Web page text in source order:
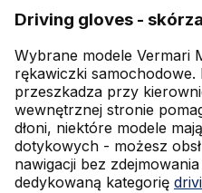
Driving gloves -
Wybrane modele Vermari
rękawiczki samochodowe.
przeszkadza przy
wewnętrznej stronie
dłoni, niektóre modele
dotykowych - możesz
nawigacji bez
dedykowaną kategorię